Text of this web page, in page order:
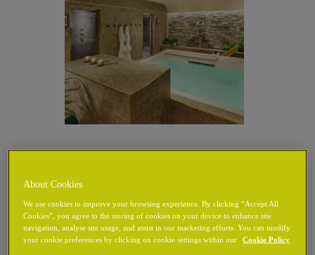
CHANCERY 酒店
健康中心
水梦迷你泳池提供了一个让人完全沉浸其中的放松空
About Cookies
We use cookies to improve your browsing experience. By clicking “Accept All
Cookies”, you agree to the storing of cookies on your device to enhance site
navigation, analyse site usage, and assist in our marketing efforts. You can modify
your cookie preferences by clicking on cookie settings within our
Cookie Policy